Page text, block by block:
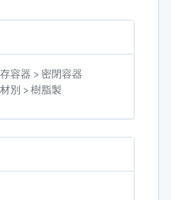
容器 > 密閉容器
別 > 樹脂製